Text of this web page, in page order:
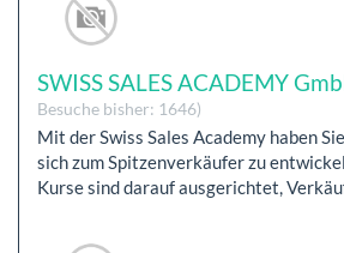
SWISS SALES ACADEMY
Besuche bisher: 1646)
Mit der Swiss Sales Academy haben
sich zum Spitzenverkäufer zu
Kurse sind darauf ausgerichtet,